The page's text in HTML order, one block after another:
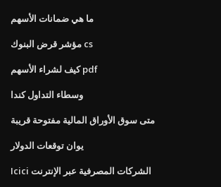
ما هي ضمانات الأسهم
مؤشر قرض البنوك cs
كيف لشراء الأسهم pdf
وسطاء التداول كندا
متى سوق الأوراق المالية مفتوحة قريبة
يوان توقعات الدولار
Icici الشركات المصرفية عبر الإنترنت